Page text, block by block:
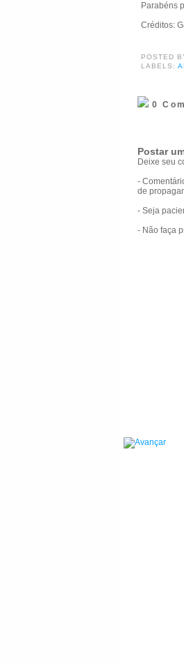
Parabéns
Créditos:
POSTED
LABELS:
0
Postar
Deixe seu
-
de
- Seja
- Não faça